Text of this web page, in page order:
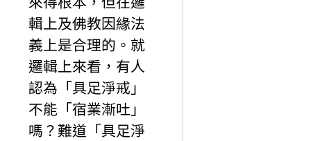
輯上及佛教因緣法
義上是合理的。就
邏輯上來看，有人
認為「具足淨戒」
不能「宿業漸吐」
嗎？難道「具足淨